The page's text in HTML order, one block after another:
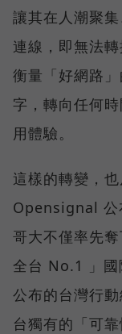
讓其在人潮聚
連線，即無法
衡量「好網路
字，轉向任何
用體驗。
這樣的轉變，
Opensignal 公
哥大不僅率先
全台 No.1 」
公布的台灣行
台獨有的「可